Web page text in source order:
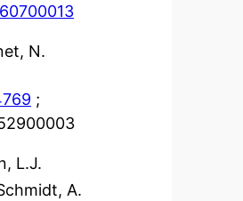
N.
;
L.J.
A.